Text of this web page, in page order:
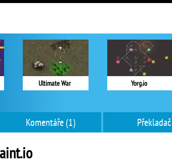
Ultimate War Yorg.io
Komentáře (1) Překladač